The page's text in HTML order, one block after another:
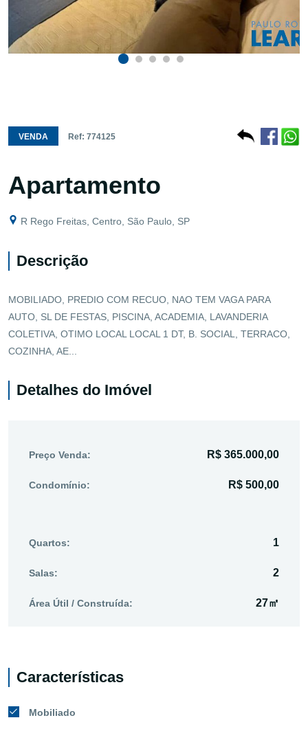
VENDA Ref: 774125
Apartamento
R Rego Freitas, Centro, São Paulo, SP
Descrição
MOBILIADO, PREDIO COM RECUO, NAO TEM VAGA PARA
AUTO, SL DE FESTAS, PISCINA, ACADEMIA, LAVANDERIA
COLETIVA, OTIMO LOCAL LOCAL 1 DT, B. SOCIAL, TERRACO,
COZINHA, AE...
Detalhes do Imóvel
Preço Venda: R$ 365.000,00
Condomínio: R$ 500,00
Quartos: 1
Salas: 2
Área Útil / Construída: 27㎡
Características
Mobiliado